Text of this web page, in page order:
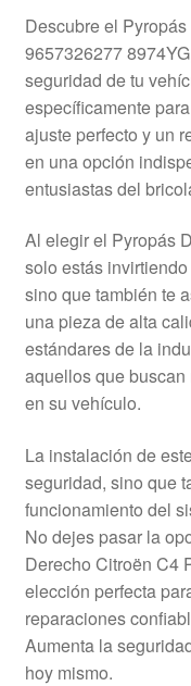
Contacto
Envío al mundo
Mi cuenta
Pagos
Política de privacidad
Procedimiento de
Queja
Términos y
Transporte
Descubre el
9657326277
seguridad de tu
específicamente
ajuste perfecto y un
en una opción
entusiastas del
Al elegir el Pyropás
solo estás
sino que también te
una pieza de alta
estándares de la
aquellos que
en su vehículo.
La instalación de
seguridad, sino que
funcionamiento del
No dejes pasar la
Derecho Citroën C4
elección perfecta
reparaciones
Aumenta la
hoy mismo.